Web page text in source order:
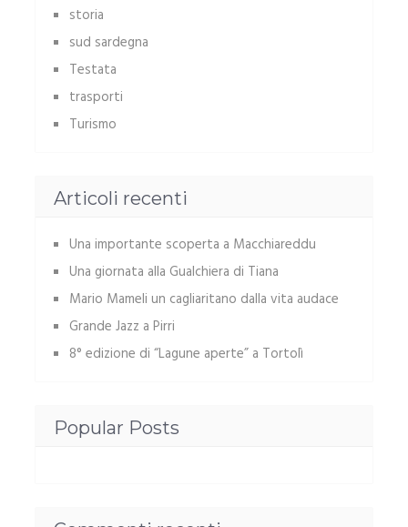
storia
sud sardegna
Testata
trasporti
Turismo
Articoli recenti
Una importante scoperta a Macchiareddu
Una giornata alla Gualchiera di Tiana
Mario Mameli un cagliaritano dalla vita audace
Grande Jazz a Pirri
8° edizione di “Lagune aperte” a Tortolì
Popular Posts